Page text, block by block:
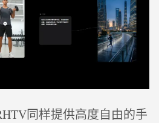
同样提供高度自由的手